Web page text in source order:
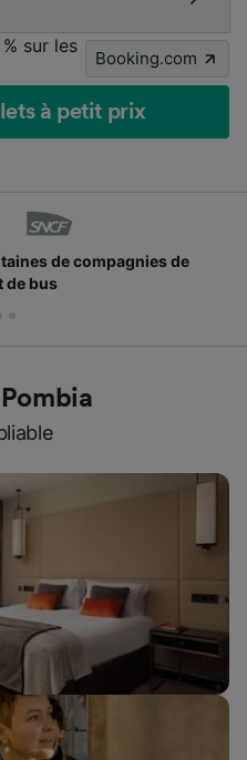
sur les
Booking.com
à petit prix
de compagnies de
de bus